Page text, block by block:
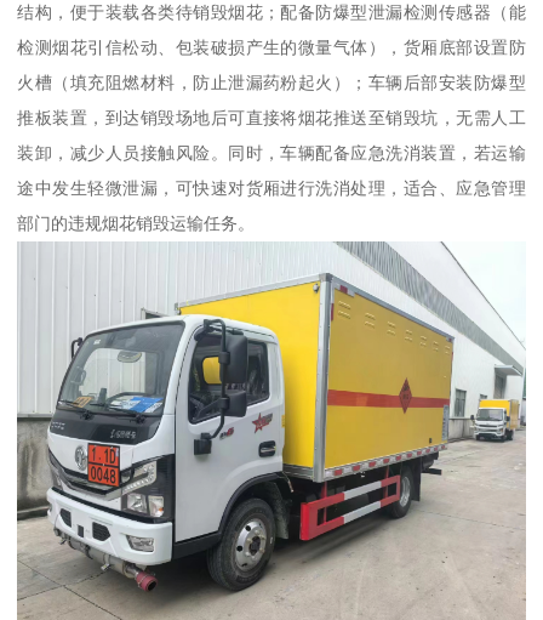
结构，便于装载各类待销毁烟花；配备防爆型泄漏检测传感器（能
检测烟花引信松动、包装破损产生的微量气体），货厢底部设置防
火槽（填充阻燃材料，防止泄漏药粉起火）；车辆后部安装防爆型
推板装置，到达销毁场地后可直接将烟花推送至销毁坑，无需人工
装卸，减少人员接触风险。同时，车辆配备应急洗消装置，若运输
途中发生轻微泄漏，可快速对货厢进行洗消处理，适合、应急管理
部门的违规烟花销毁运输任务。​